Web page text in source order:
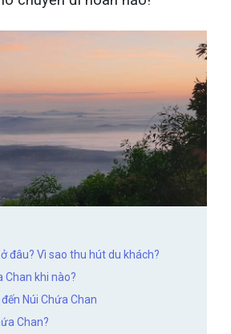
đâu? Vì sao thu hút du khách?
Chan khi nào?
Núi Chứa Chan
Chan?